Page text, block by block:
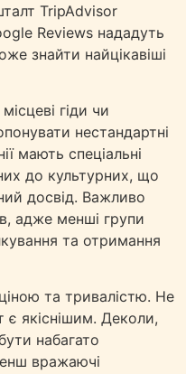
TripAdvisor
Reviews нададуть
знайти найцікавіші
гіди чи
нестандартні
мають спеціальні
до культурних, що
досвід. Важливо
адже менші групи
та отримання
та тривалістю. Не
якіснішим. Деколи,
набагато
вражаючі